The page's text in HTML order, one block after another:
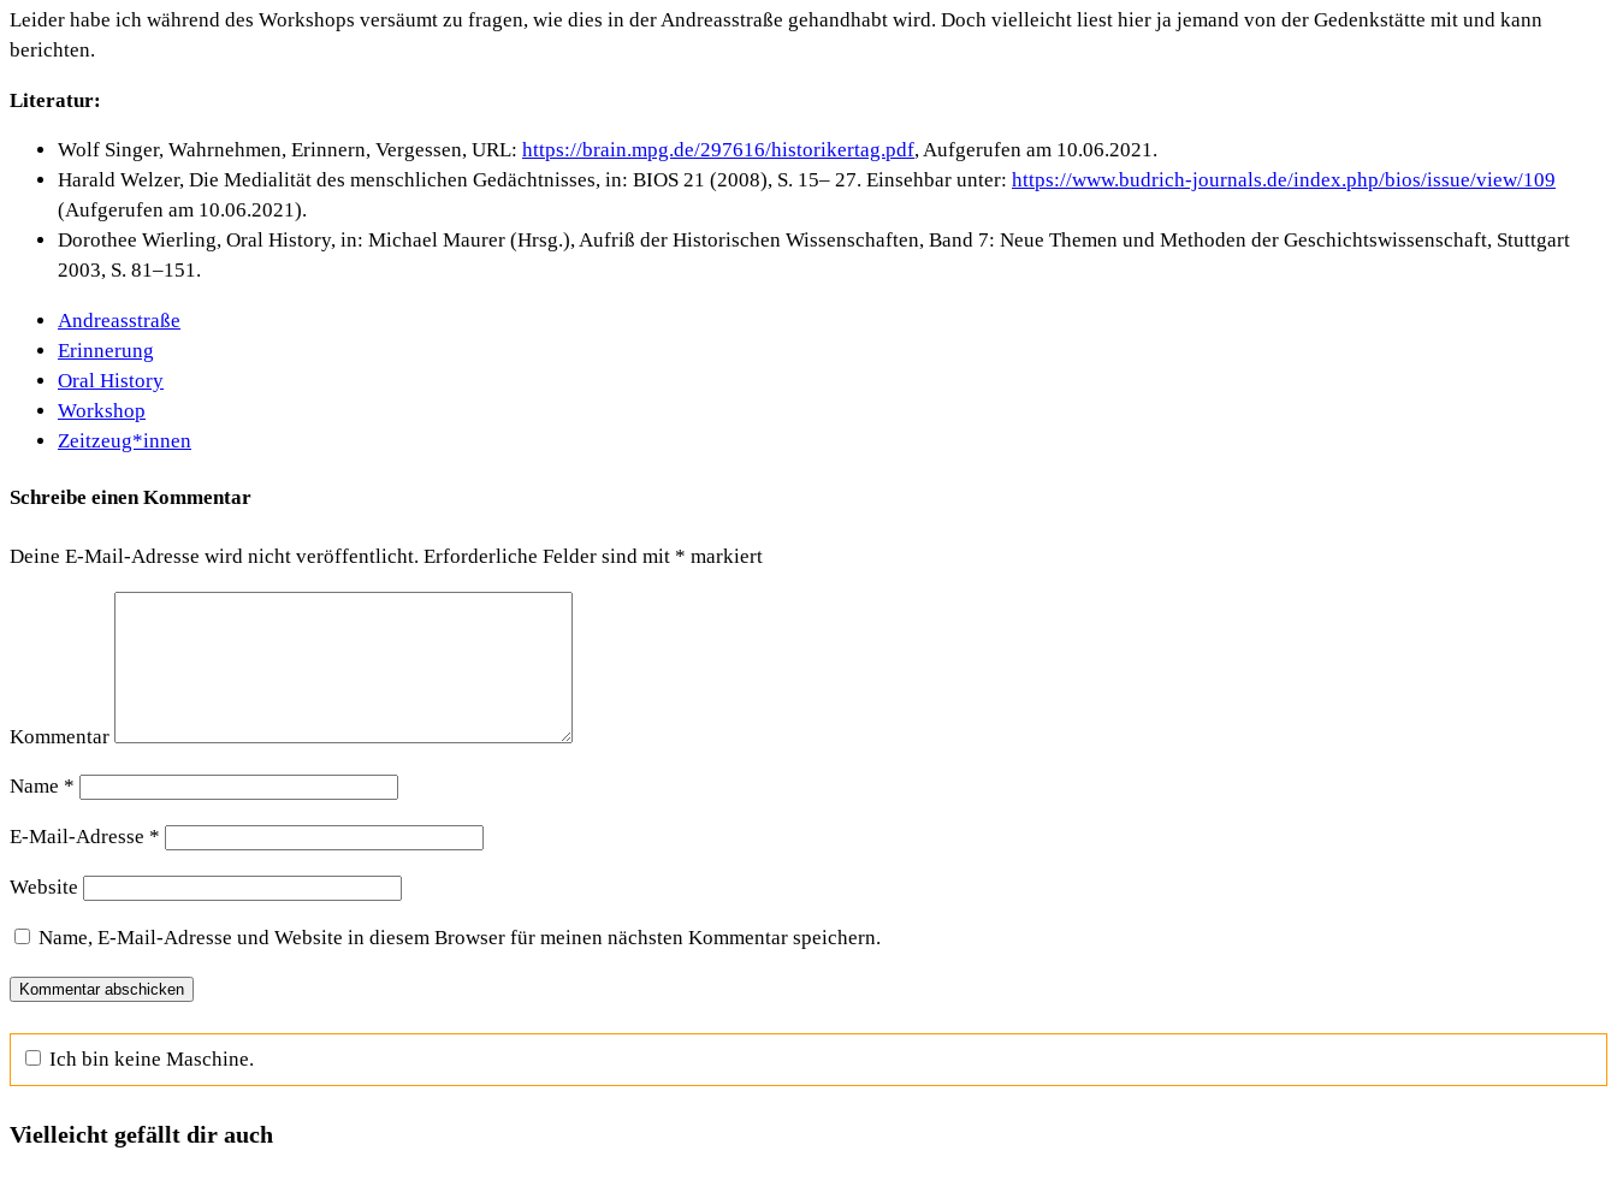
Leider habe ich während des Workshops versäumt zu fragen, wie dies in der Andreasstraße gehandhabt wird. Doch vielleicht liest hier ja jemand von der Gedenkstätte mit und kann
berichten.
Literatur:
Wolf Singer, Wahrnehmen, Erinnern, Vergessen, URL: https://brain.mpg.de/297616/historikertag.pdf, Aufgerufen am 10.06.2021.
Harald Welzer, Die Medialität des menschlichen Gedächtnisses, in: BIOS 21 (2008), S. 15– 27. Einsehbar unter: https://www.budrich-journals.de/index.php/bios/issue/view/109
(Aufgerufen am 10.06.2021).
Dorothee Wierling, Oral History, in: Michael Maurer (Hrsg.), Aufriß der Historischen Wissenschaften, Band 7: Neue Themen und Methoden der Geschichtswissenschaft, Stuttgart
2003, S. 81–151.
Andreasstraße
Erinnerung
Oral History
Workshop
Zeitzeug*innen
Schreibe einen Kommentar
Deine E-Mail-Adresse wird nicht veröffentlicht. Erforderliche Felder sind mit * markiert
Kommentar
Name *
E-Mail-Adresse *
Website
Name, E-Mail-Adresse und Website in diesem Browser für meinen nächsten Kommentar speichern.
Ich bin keine Maschine.
Vielleicht gefällt dir auch